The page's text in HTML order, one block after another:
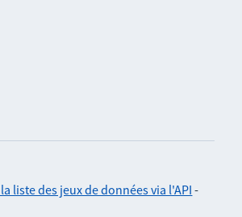
liste des jeux de données via l'API -